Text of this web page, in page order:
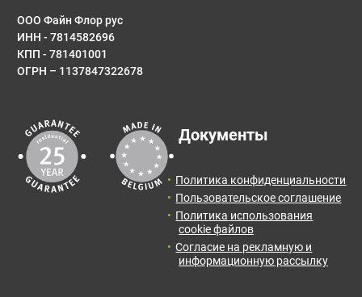
ООО Файн Флор рус
ИНН - 7814582696
КПП - 781401001
ОГРН – 1137847322678
Документы
Политика конфиденциальности
Пользовательское соглашение
Политика использования
cookie файлов
Согласие на рекламную и
информационную рассылку